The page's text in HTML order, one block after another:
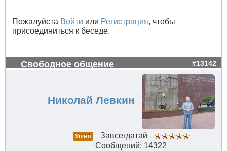
Пожалуйста Войти или Регистрация, чтобы
присоединиться к беседе.
Свободное общение #13142
Николай Левкин
Ушел
Завсегдатай
Сообщений: 14322